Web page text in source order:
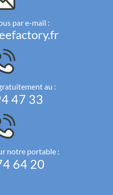
par e-mail :
au :
47 33
notre portable :
64 20